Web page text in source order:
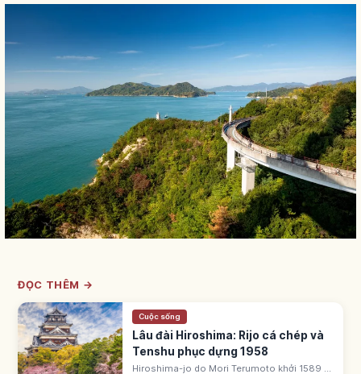
ĐỌC THÊM →
Cuộc sống
Lâu đài Hiroshima: Rijo cá chép và
Tenshu phục dựng 1958
Hiroshima-jo do Mori Terumoto khởi 1589 ở